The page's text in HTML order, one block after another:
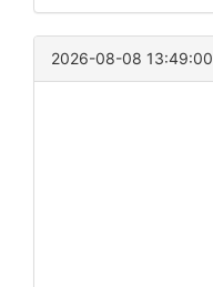
2026-08-08 13:49:00